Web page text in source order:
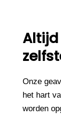
Onze
het hart
worden